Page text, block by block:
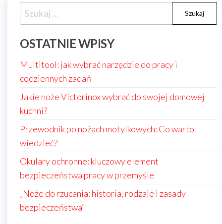
Szukaj:
OSTATNIE WPISY
Multitool: jak wybrać narzędzie do pracy i
codziennych zadań
Jakie noże Victorinox wybrać do swojej domowej
kuchni?
Przewodnik po nożach motylkowych: Co warto
wiedzieć?
Okulary ochronne: kluczowy element
bezpieczeństwa pracy w przemyśle
„Noże do rzucania: historia, rodzaje i zasady
bezpieczeństwa”